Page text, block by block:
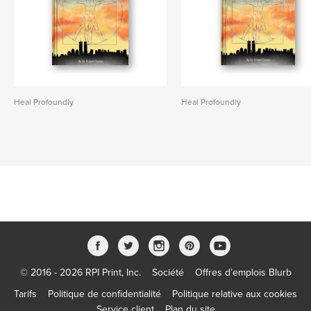
Heal Profoundly Heal Profoundly
© 2016 - 2026 RPI Print, Inc. Société
Offres d’emplois Blurb
Tarifs
Politique de confidentialité
Politique relative aux cookies